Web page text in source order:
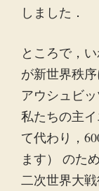
しました．
ところで，
が新世界秩
アウシュビ
私たちの主
て代わり，
ます） のた
二次世界大